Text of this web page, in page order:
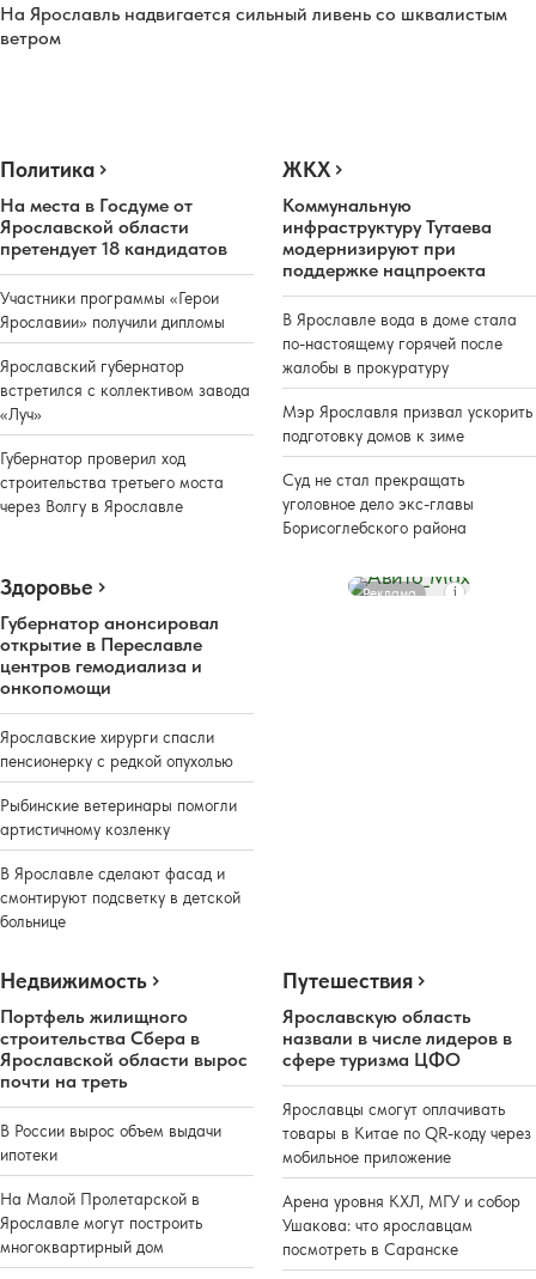
На Ярославль надвигается сильный ливень со шквалистым
ветром
Политика
На места в Госдуме от
Ярославской области
претендует 18 кандидатов
Участники программы «Герои
Ярославии» получили дипломы
Ярославский губернатор
встретился с коллективом завода
«Луч»
Губернатор проверил ход
строительства третьего моста
через Волгу в Ярославле
ЖКХ
Коммунальную
инфраструктуру Тутаева
модернизируют при
поддержке нацпроекта
В Ярославле вода в доме стала
по-настоящему горячей после
жалобы в прокуратуру
Мэр Ярославля призвал ускорить
подготовку домов к зиме
Суд не стал прекращать
уголовное дело экс-главы
Борисоглебского района
Здоровье
Губернатор анонсировал
открытие в Переславле
центров гемодиализа и
онкопомощи
Ярославские хирурги спасли
пенсионерку с редкой опухолью
Рыбинские ветеринары помогли
артистичному козленку
В Ярославле сделают фасад и
смонтируют подсветку в детской
больнице
Реклама
Недвижимость
Портфель жилищного
строительства Сбера в
Ярославской области вырос
почти на треть
В России вырос объем выдачи
ипотеки
На Малой Пролетарской в
Ярославле могут построить
многоквартирный дом
Путешествия
Ярославскую область
назвали в числе лидеров в
сфере туризма ЦФО
Ярославцы смогут оплачивать
товары в Китае по QR-коду через
мобильное приложение
Арена уровня КХЛ, МГУ и собор
Ушакова: что ярославцам
посмотреть в Саранске